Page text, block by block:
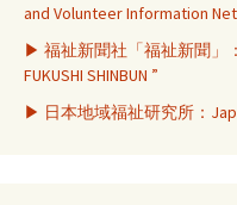
and Volunteer Information
▶ 福祉新聞社「福祉新聞」：
FUKUSHI SHINBUN ”
▶ 日本地域福祉研究所：